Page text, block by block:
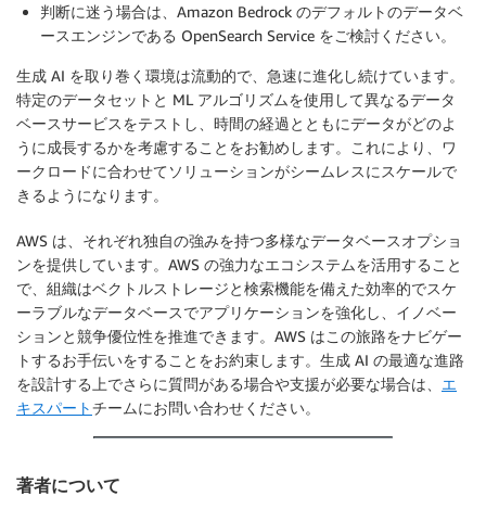
判断に迷う場合は、Amazon Bedrock のデフォルトのデータベ
ースエンジンである OpenSearch Service をご検討ください。
生成 AI を取り巻く環境は流動的で、急速に進化し続けています。
特定のデータセットと ML アルゴリズムを使用して異なるデータ
ベースサービスをテストし、時間の経過とともにデータがどのよ
うに成長するかを考慮することをお勧めします。これにより、ワ
ークロードに合わせてソリューションがシームレスにスケールで
きるようになります。
AWS は、それぞれ独自の強みを持つ多様なデータベースオプショ
ンを提供しています。AWS の強力なエコシステムを活用すること
で、組織はベクトルストレージと検索機能を備えた効率的でスケ
ーラブルなデータベースでアプリケーションを強化し、イノベー
ションと競争優位性を推進できます。AWS はこの旅路をナビゲー
トするお手伝いをすることをお約束します。生成 AI の最適な進路
を設計する上でさらに質問がある場合や支援が必要な場合は、 エ
キスパートチームにお問い合わせください。
著者について